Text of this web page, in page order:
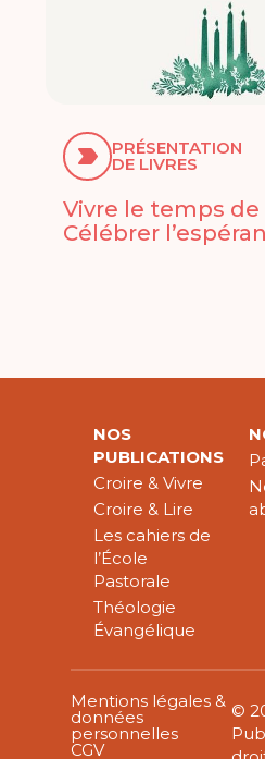
PRÉSENTATION
DE LIVRES
Vivre le temps de
Célébrer
NOS
PUBLICATIONS
Croire & Vivre
Croire & Lire
Les cahiers de
l’École
Pastorale
Théologie
Évangélique
Mentions légales &
données
personnelles
CGV
©